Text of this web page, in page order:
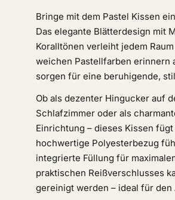
Bringe mit dem Pastel Kissen
Das elegante Blätterdesign mit
Koralltönen verleiht jedem
weichen Pastellfarben erinnern
sorgen für eine beruhigende,
Ob als dezenter Hingucker auf
Schlafzimmer oder als
Einrichtung – dieses Kissen
hochwertige Polyesterbezug
integrierte Füllung für
praktischen Reißverschlusses
gereinigt werden – ideal für den